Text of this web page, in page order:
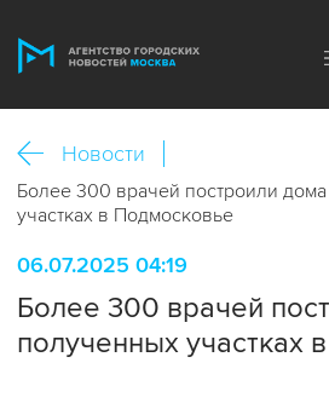
Новости
Более 300 врачей построили
участках в Подмосковье
06.07.2025 04:19
Более 300 врачей
полученных участках